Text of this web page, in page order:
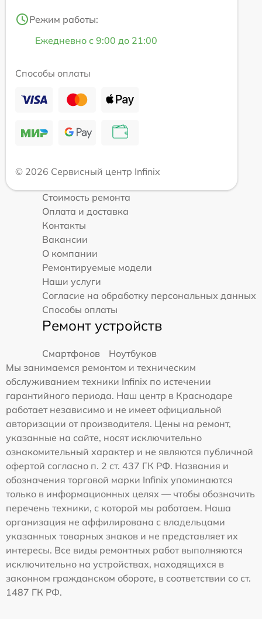
Режим работы:
Ежедневно с 9:00 до 21:00
Способы оплаты
© 2026 Сервисный центр Infinix
Стоимость ремонта
Оплата и доставка
Контакты
Вакансии
О компании
Ремонтируемые модели
Наши услуги
Согласие на обработку персональных данных
Способы оплаты
Ремонт устройств
Смартфонов
Ноутбуков
Мы занимаемся ремонтом и техническим
обслуживанием техники Infinix по истечении
гарантийного периода. Наш центр в Краснодаре
работает независимо и не имеет официальной
авторизации от производителя. Цены на ремонт,
указанные на сайте, носят исключительно
ознакомительный характер и не являются публичной
офертой согласно п. 2 ст. 437 ГК РФ. Названия и
обозначения торговой марки Infinix упоминаются
только в информационных целях — чтобы обозначить
перечень техники, с которой мы работаем. Наша
организация не аффилирована с владельцами
указанных товарных знаков и не представляет их
интересы. Все виды ремонтных работ выполняются
исключительно на устройствах, находящихся в
законном гражданском обороте, в соответствии со ст.
1487 ГК РФ.